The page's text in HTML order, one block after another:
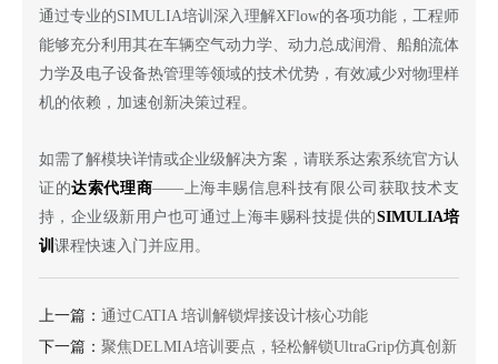
通过专业的SIMULIA培训深入理解XFlow的各项功能，工程师
能够充分利用其在车辆空气动力学、动力总成润滑、船舶流体
力学及电子设备热管理等领域的技术优势，有效减少对物理样
机的依赖，加速创新决策过程。
如需了解模块详情或企业级解决方案，请联系达索系统官方认
证的达索代理商——上海丰赐信息科技有限公司获取技术支
持，企业级新用户也可通过上海丰赐科技提供的SIMULIA培
训 课程快速入门并应用。
上一篇： 通过CATIA 培训解锁焊接设计核心功能
下一篇： 聚焦DELMIA培训要点，轻松解锁UltraGrip仿真创新